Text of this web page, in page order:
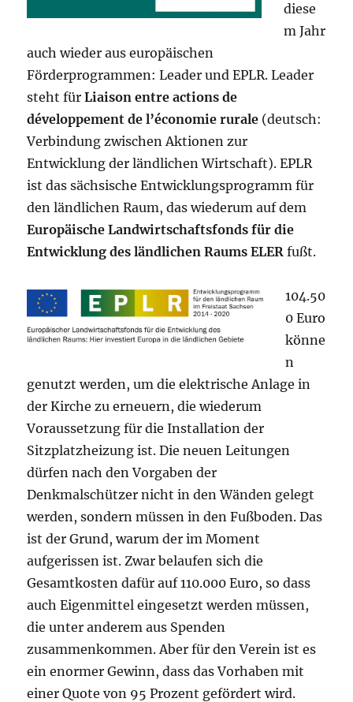
diese
m Jahr
auch wieder aus europäischen
Förderprogrammen: Leader und EPLR. Leader
steht fürLiaison entre actions de
développement de l’économie rurale (deutsch:
Verbindung zwischen Aktionen zur
Entwicklung der ländlichen Wirtschaft). EPLR
ist das sächsische Entwicklungsprogramm für
den ländlichen Raum, das wiederum auf dem
Europäische Landwirtschaftsfonds für die
Entwicklung des ländlichen Raums ELERfußt.
104.50
0 Euro
könne
n
genutzt werden, um die elektrische Anlage in
der Kirche zu erneuern, die wiederum
Voraussetzung für die Installation der
Sitzplatzheizung ist. Die neuen Leitungen
dürfen nach den Vorgaben der
Denkmalschützer nicht in den Wänden gelegt
werden, sondern müssen in den Fußboden. Das
ist der Grund, warum der im Moment
aufgerissen ist. Zwar belaufen sich die
Gesamtkosten dafür auf 110.000 Euro, so dass
auch Eigenmittel eingesetzt werden müssen,
die unter anderem aus Spenden
zusammenkommen. Aber für den Verein ist es
ein enormer Gewinn, dass das Vorhaben mit
einer Quote von 95 Prozent gefördert wird.